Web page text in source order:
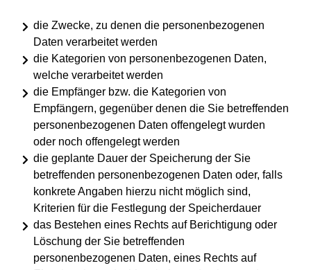
die Zwecke, zu denen die personenbezogenen
Daten verarbeitet werden
die Kategorien von personenbezogenen Daten,
welche verarbeitet werden
die Empfänger bzw. die Kategorien von
Empfängern, gegenüber denen die Sie betreffenden
personenbezogenen Daten offengelegt wurden
oder noch offengelegt werden
die geplante Dauer der Speicherung der Sie
betreffenden personenbezogenen Daten oder, falls
konkrete Angaben hierzu nicht möglich sind,
Kriterien für die Festlegung der Speicherdauer
das Bestehen eines Rechts auf Berichtigung oder
Löschung der Sie betreffenden
personenbezogenen Daten, eines Rechts auf